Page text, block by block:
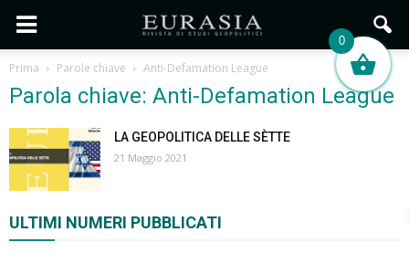
Prima Parole chiave Anti-Defamation League
Parola chiave: Anti-Defamation League
LA GEOPOLITICA DELLE SÈTTE
21 Maggio 2021
ULTIMI NUMERI PUBBLICATI
0